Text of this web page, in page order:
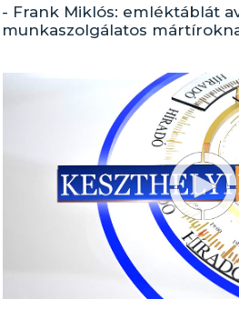
- Frank Miklós: emléktáblát
munkaszolgálatos